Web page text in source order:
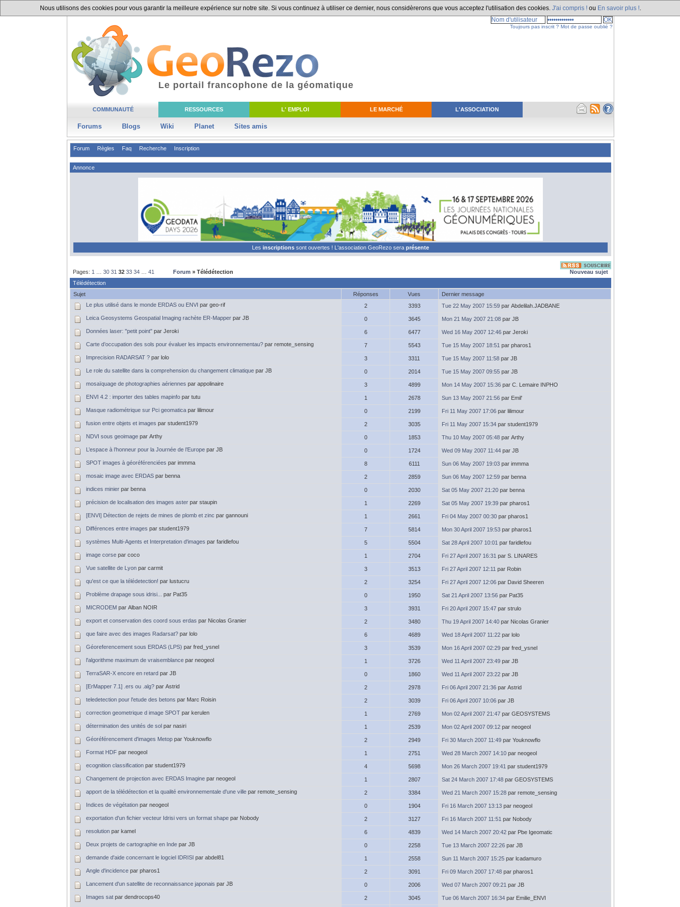
Nous utilisons des cookies pour vous garantir la meilleure expérience sur notre site. Si vous continuez à utiliser ce dernier, nous considèrerons que vous acceptez l'utilisation des cookies. J'ai compris ! ou En savoir plus !
COMMUNAUTÉ RESSOURCES L' EMPLOI LE MARCHÉ L'ASSOCIATION
Forums Blogs Wiki Planet Sites amis
Le portail francophone de la géomatique
Toujours pas inscrit ? Mot de passe oublié ?
Forum Règles Faq Recherche Inscription
Annonce
Les inscriptions sont ouvertes ! L'association GeoRezo sera présente
Pages: 1 30 31 32 33 34 41 Nouveau sujet
Forum » Télédétection
Télédétection
Sujet
Réponses Vues
Dernier message
Le plus utilisé dans le monde ERDAS ou ENVI par geo-rif 2 3393 Tue 22 May 2007 15:59 par Abdelilah.JADBANE
Leica Geosystems Geospatial Imaging rachète ER-Mapper par JB 0 3645 Mon 21 May 2007 21:08 par JB
Données laser: "petit point" par Jeroki 6 6477 Wed 16 May 2007 12:46 par Jeroki
Carte d’occupation des sols pour évaluer les impacts environnementau? par remote_sensing 7 5543 Tue 15 May 2007 18:51 par pharos1
Imprecision RADARSAT ? par lolo 3 3311 Tue 15 May 2007 11:58 par JB
Le role du satellite dans la comprehension du changement climatique par JB 0 2014 Tue 15 May 2007 09:55 par JB
mosaïquage de photographies aériennes par appolinaire 3 4899 Mon 14 May 2007 15:36 par C. Lemaire INPHO
ENVI 4.2 : importer des tables mapinfo par tutu 1 2678 Sun 13 May 2007 21:56 par Emil'
Masque radiométrique sur Pci geomatica par lilimour 0 2199 Fri 11 May 2007 17:06 par lilimour
fusion entre objets et images par student1979 2 3035 Fri 11 May 2007 15:34 par student1979
NDVI sous geoimage par Arthy 0 1853 Thu 10 May 2007 05:48 par Arthy
L’espace à l’honneur pour la Journée de l’Europe par JB 0 1724 Wed 09 May 2007 11:44 par JB
SPOT images à géoréférenciées par immma 8 6111 Sun 06 May 2007 19:03 par immma
mosaic image avec ERDAS par benna 2 2859 Sun 06 May 2007 12:59 par benna
indices minier par benna 0 2030 Sat 05 May 2007 21:20 par benna
précision de localisation des images aster par staupin 1 2269 Sat 05 May 2007 19:39 par pharos1
[ENVI] Détection de rejets de mines de plomb et zinc par gannouni 1 2661 Fri 04 May 2007 00:30 par pharos1
Différences entre images par student1979 7 5814 Mon 30 April 2007 19:53 par pharos1
systèmes Multi-Agents et Interpretation d'images par faridlefou 5 5504 Sat 28 April 2007 10:01 par faridlefou
image corse par coco 1 2704 Fri 27 April 2007 16:31 par S. LINARES
Vue satellite de Lyon par carmit 3 3513 Fri 27 April 2007 12:11 par Robin
qu'est ce que la télédetection! par lustucru 2 3254 Fri 27 April 2007 12:06 par David Sheeren
Problème drapage sous idrisi...
par Pat35 0 1950 Sat 21 April 2007 13:56 par Pat35
MICRODEM par Alban NOIR 3 3931 Fri 20 April 2007 15:47 par strulo
export et conservation des coord sous erdas par Nicolas Granier 2 3480 Thu 19 April 2007 14:40 par Nicolas Granier
que faire avec des images Radarsat? par lolo 6 4689 Wed 18 April 2007 11:22 par lolo
Géoreferencement sous ERDAS (LPS) par fred_ysnel 3 3539 Mon 16 April 2007 02:29 par fred_ysnel
l'algorithme maximum de vraisemblance par neogeol 1 3726 Wed 11 April 2007 23:49 par JB
TerraSAR-X encore en retard par JB 0 1860 Wed 11 April 2007 23:22 par JB
[ErMapper 7.1] .ers ou .alg? par Astrid 2 2978 Fri 06 April 2007 21:36 par Astrid
teledetection pour l'etude des betons par Marc Roisin 2 3039 Fri 06 April 2007 10:06 par JB
correction geometrique d image SPOT par kerulen 1 2769 Mon 02 April 2007 21:47 par GEOSYSTEMS
détermination des unités de sol par nasiri 1 2539 Mon 02 April 2007 09:12 par neogeol
Géoréférencement d'images Metop par Youknowflo 2 2949 Fri 30 March 2007 11:49 par Youknowflo
Format HDF par neogeol 1 2751 Wed 28 March 2007 14:10 par neogeol
ecognition classification par student1979 4 5698 Mon 26 March 2007 19:41 par student1979
Changement de projection avec ERDAS Imagine par neogeol 1 2807 Sat 24 March 2007 17:48 par GEOSYSTEMS
apport de la télédétection et la qualité environnementale d'une ville par remote_sensing 2 3384 Wed 21 March 2007 15:28 par remote_sensing
Indices de végétation par neogeol 0 1904 Fri 16 March 2007 13:13 par neogeol
exportation d'un fichier vecteur Idrisi vers un format shape par Nobody 2 3127 Fri 16 March 2007 11:51 par Nobody
resolution par kamel 6 4839 Wed 14 March 2007 20:42 par Pbe Igeomatic
Deux projets de cartographie en Inde par JB 0 2258 Tue 13 March 2007 22:26 par JB
demande d'aide concernant le logciel IDRISI par abdel81 1 2558 Sun 11 March 2007 15:25 par lcadamuro
Angle d'incidence par pharos1 2 3091 Fri 09 March 2007 17:48 par pharos1
Lancement d'un satellite de reconnaissance japonais par JB 0 2006 Wed 07 March 2007 09:21 par JB
Images sat par dendrocops40 2 3045 Tue 06 March 2007 16:34 par Emilie_ENVI